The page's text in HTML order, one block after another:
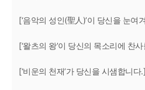
[‘음악의 성인(聖人)’이 당신을 눈여
[‘왈츠의 왕’이 당신의 목소리에 찬
[‘비운의 천재’가 당신을 시샘합니다.]